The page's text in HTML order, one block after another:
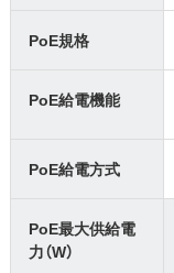
PoE規格
PoE給電機能
PoE給電方式
PoE最大供給電
力（W）